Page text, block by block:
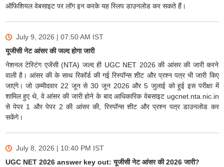
ऑफिशियल वेबसाइट पर लॉग इन करके यह स्लिप डाउनलोड कर सकते हैं।
July 9, 2026 | 07:50 AM IST
यूजीसी नेट आंसर की जल्द होगा जारी
नेशनल टेस्टिंग एजेंसी (NTA) जल्द ही UGC NET 2026 की आंसर की जारी करने
वाली है। आंसर की के साथ रिकॉर्ड की गई रिस्पॉन्स शीट और प्रश्न पत्र भी जारी किए
जाएंगे। जो उम्मीदवार 22 जून से 30 जून 2026 और 5 जुलाई को हुई इस परीक्षा में
शामिल हुए थे, वे आंसर की जारी होने के बाद आधिकारिक वेबसाइट ugcnet.nta.nic.in
से पेपर 1 और पेपर 2 की आंसर की, रिस्पॉन्स शीट और प्रश्न पत्र डाउनलोड कर
सकेंगे।
July 8, 2026 | 10:40 PM IST
UGC NET 2026 answer key out: यूजीसी नेट आंसर की 2026 जारी?